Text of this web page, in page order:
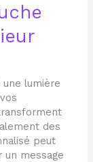
lumière
des
peut
message